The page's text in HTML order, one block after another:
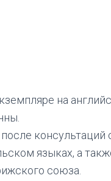
на
консультаций
языках, а
союза.